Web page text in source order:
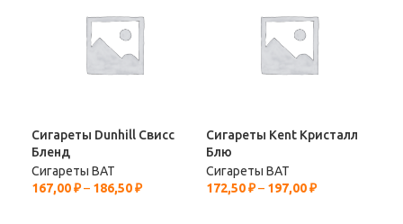
Сигареты Dunhill Свисс
Бленд
Сигареты BAT
167,00₽– 186,50₽
Сигареты Kent Кристалл
Блю
Сигареты BAT
172,50₽– 197,00₽